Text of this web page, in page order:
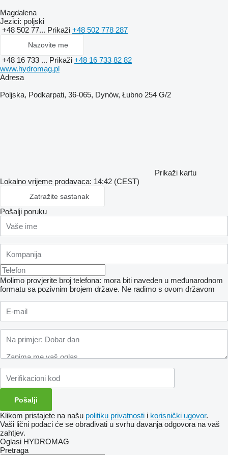
Magdalena
Jezici: poljski
+48 502 77... Prikaži +48 502 778 287
Nazovite me
+48 16 733 ... Prikaži +48 16 733 82 82
www.hydromag.pl
Adresa
Poljska, Podkarpati, 36-065, Dynów, Łubno 254 G/2
Prikaži kartu
Lokalno vrijeme prodavaca: 14:42 (CEST)
Zatražite sastanak
Pošalji poruku
Molimo provjerite broj telefona: mora biti naveden u međunarodnom
formatu sa pozivnim brojem države. Ne radimo s ovom državom
Klikom pristajete na našu politiku privatnosti i korisnički ugovor.
Vaši lični podaci će se obrađivati ​​u svrhu davanja odgovora na vaš
zahtjev.
Oglasi HYDROMAG
Pretraga